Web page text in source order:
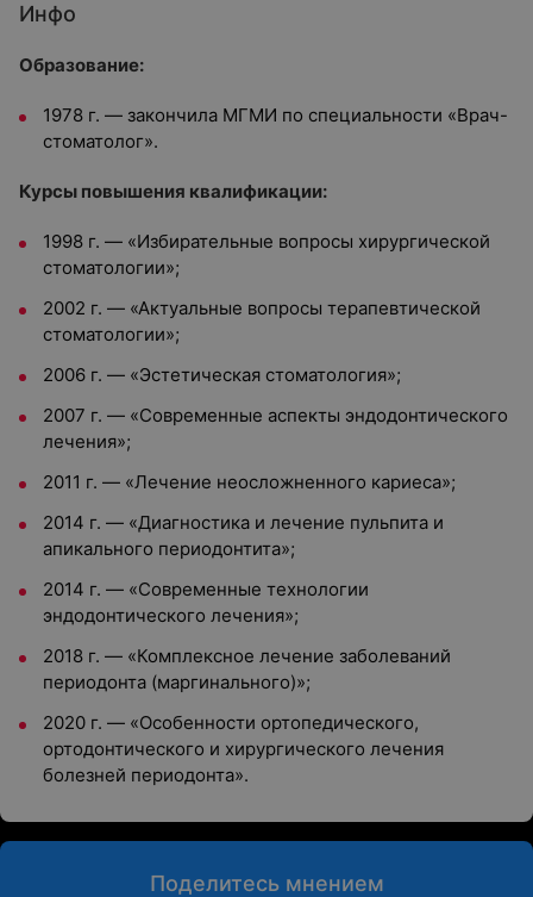
Инфо
Образование:
1978 г. — закончила МГМИ по специальности «Врач-
стоматолог».
Курсы повышения квалификации:
1998 г. — «Избирательные вопросы хирургической
стоматологии»;
2002 г. — «Актуальные вопросы терапевтической
стоматологии»;
2006 г. — «Эстетическая стоматология»;
2007 г. — «Современные аспекты эндодонтического
лечения»;
2011 г. — «Лечение неосложненного кариеса»;
2014 г. — «Диагностика и лечение пульпита и
апикального периодонтита»;
2014 г. — «Современные технологии
эндодонтического лечения»;
2018 г. — «Комплексное лечение заболеваний
периодонта (маргинального)»;
2020 г. — «Особенности ортопедического,
ортодонтического и хирургического лечения
болезней периодонта».
Поделитесь мнением